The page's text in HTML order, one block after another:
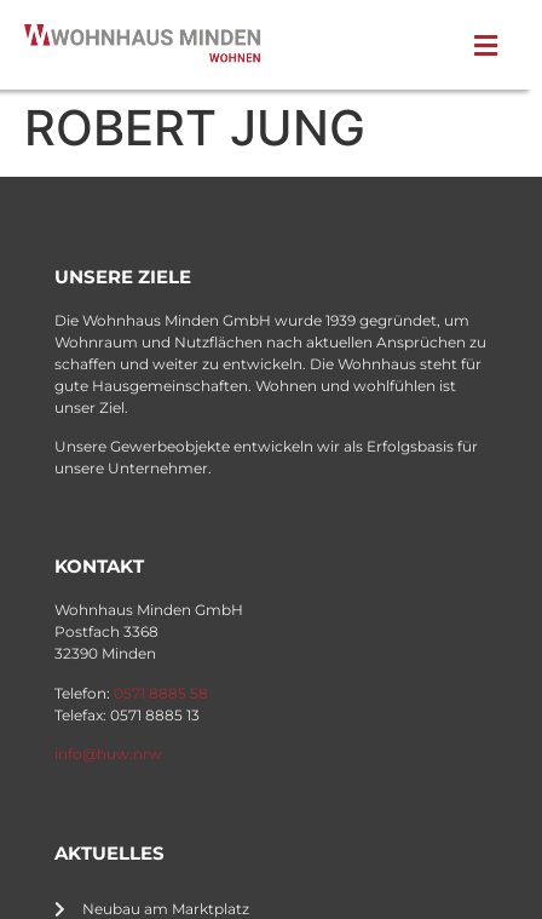
ROBERT JUNG
UNSERE ZIELE
Die Wohnhaus Minden GmbH wurde 1939 gegründet, um
Wohnraum und Nutzflächen nach aktuellen Ansprüchen zu
schaffen und weiter zu entwickeln. Die Wohnhaus steht für
gute Hausgemeinschaften. Wohnen und wohlfühlen ist
unser Ziel.
Unsere Gewerbeobjekte entwickeln wir als Erfolgsbasis für
unsere Unternehmer.
KONTAKT
Wohnhaus Minden GmbH
Postfach 3368
32390 Minden
Telefon: 0571 8885 58
Telefax: 0571 8885 13
info@huw.nrw
AKTUELLES
Neubau am Marktplatz